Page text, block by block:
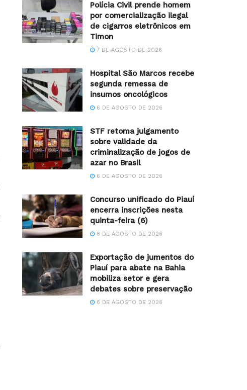
Polícia Civil prende homem
por comercialização ilegal
de cigarros eletrônicos em
Timon
7 DE AGOSTO DE 2026
Hospital São Marcos recebe
segunda remessa de
insumos oncológicos
6 DE AGOSTO DE 2026
STF retoma julgamento
sobre validade da
criminalização de jogos de
azar no Brasil
6 DE AGOSTO DE 2026
Concurso unificado do Piauí
encerra inscrições nesta
quinta-feira (6)
6 DE AGOSTO DE 2026
Exportação de jumentos do
Piauí para abate na Bahia
mobiliza setor e gera
debates sobre preservação
6 DE AGOSTO DE 2026